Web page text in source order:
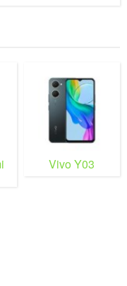
Vivo Y03